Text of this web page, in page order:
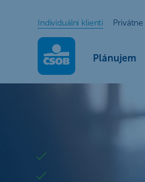
Individuálni klienti
Plánujem
Investujte s ČSOB
Je skvelé investovať, je
Online investovanie
Stačí pár klikov a